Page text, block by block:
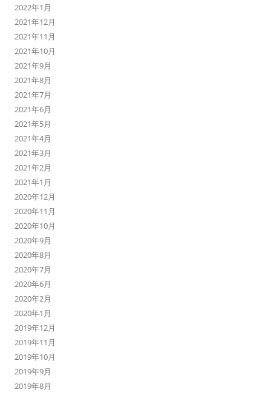
2022年1月
2021年12月
2021年11月
2021年10月
2021年9月
2021年8月
2021年7月
2021年6月
2021年5月
2021年4月
2021年3月
2021年2月
2021年1月
2020年12月
2020年11月
2020年10月
2020年9月
2020年8月
2020年7月
2020年6月
2020年2月
2020年1月
2019年12月
2019年11月
2019年10月
2019年9月
2019年8月